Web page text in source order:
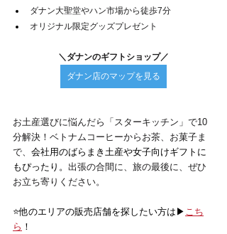
ダナン大聖堂やハン市場から徒歩7分
オリジナル限定グッズプレゼント
＼ダナンのギフトショップ／
ダナン店のマップを見る
お土産選びに悩んだら「スターキッチン」で10
分解決！ベトナムコーヒーからお茶、お菓子ま
で、 会社用のばらまき土産や女子向けギフトに
もぴったり。 出張の合間に、旅の最後に、ぜひ
お立ち寄りください。
⭐️他のエリアの販売店舗を探したい方は▶ こち
ら ！